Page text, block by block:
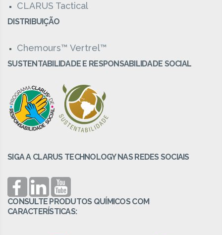
CLARUS Tactical
DISTRIBUIÇÃO
Chemours™ Vertrel™
SUSTENTABILIDADE E RESPONSABILIDADE SOCIAL
SIGA A CLARUS TECHNOLOGY NAS REDES SOCIAIS
CONSULTE PRODUTOS QUÍMICOS COM
CARACTERÍSTICAS: